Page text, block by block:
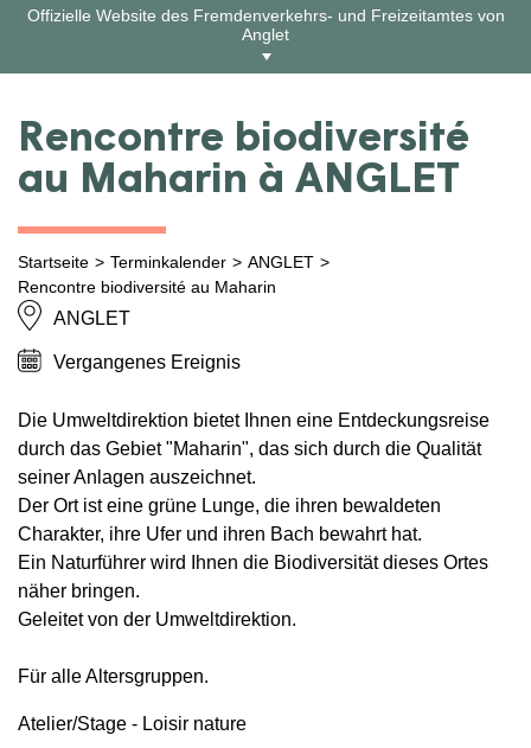
ZumOffizielle Website des Fremdenverkehrs- und Freizeitamtes von
Anglet
Rencontre biodiversité
au Maharin à ANGLET
Startseite Terminkalender
ANGLET
Rencontre biodiversité au Maharin
ANGLET
Vergangenes Ereignis
Die Umweltdirektion bietet Ihnen eine Entdeckungsreise
durch das Gebiet "Maharin", das sich durch die Qualität
seiner Anlagen auszeichnet.
Der Ort ist eine grüne Lunge, die ihren bewaldeten
Charakter, ihre Ufer und ihren Bach bewahrt hat.
Ein Naturführer wird Ihnen die Biodiversität dieses Ortes
näher bringen.
Geleitet von der Umweltdirektion.
Für alle Altersgruppen.
Atelier/Stage - Loisir nature